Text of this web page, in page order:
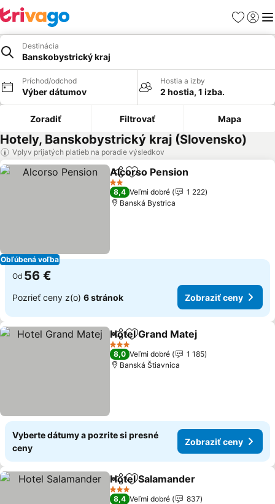
Obľúbené
Destinácia
Banskobystrický kraj
Príchod/odchod
Výber dátumov
Hostia a izby
2 hostia, 1 izba.
Zoradiť Filtrovať Mapa
Hotely, Banskobystrický kraj (Slovensko)
Vplyv prijatých platieb na poradie výsledkov
Obľúbená voľba
ZdieľaťPridať do obľúbených
Alcorso Pension
2 Počet hviezdičiek
8,4 Veľmi dobré
1 222
Banská Bystrica
Od 56 €
Pozrieť ceny z(o) 6 stránok Zobraziť ceny
ZdieľaťPridať do obľúbených
Hotel Grand Matej
3 Počet hviezdičiek
8,0 Veľmi dobré
1 185
Banská Štiavnica
Vyberte dátumy a pozrite si presné
ceny
Zobraziť ceny
ZdieľaťPridať do obľúbených
Hotel Salamander
3 Počet hviezdičiek
8,4 Veľmi dobré
837